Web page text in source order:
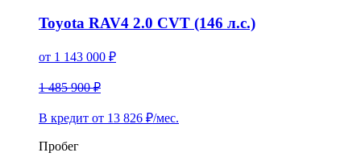
Toyota RAV4 2.0 CVT (146 л.с.)
от 1 143 000 ₽
1 485 900 ₽
В кредит от 13 826 ₽/мес.
Пробег